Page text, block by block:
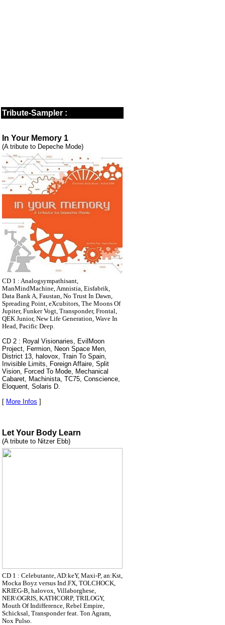
Tribute-Sampler :
In Your Memory 1
(A tribute to Depeche Mode)
CD 1 : Analogsympathisant,
ManMindMachine, Amnistia, Eisfabrik,
Data Bank A, Faustan, No Trust In Dawn,
Spreading Point, eXcubitors, The Moons Of
Jupiter, Funker Vogt, Transponder, Frontal,
QEK Junior, New Life Generation, Wave In
Head, Pacific Deep.
CD 2 : Royal Visionaries, EvilMoon
Project, Fermion, Neon Space Men,
District 13, halovox, Train To Spain,
Invisible Limits, Foreign Affaire, Split
Vision, Forced To Mode, Mechanical
Cabaret, Machinista, TC75, Conscience,
Eloquent, Solaris D.
[ More Infos ]
Let Your Body Learn
(A tribute to Nitzer Ebb)
CD 1 : Celebutante, AD:keY, Maxi-P, an:Kst,
Mocka Boyz versus Ind.FX, TOLCHOCK,
KRIEG-B, halovox, Villaborghese,
NER\OGRIS, KATHCORP, TRILOGY,
Mouth Of Indifference, Rebel Empire,
Schicksal, Transponder feat. Ton Agram,
Nox Pulso.